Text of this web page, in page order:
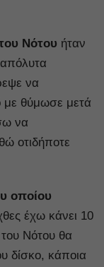
Νότου ήταν
να
με θύμωσε μετά
να
οτιδήποτε
οποίου
έχω κάνει 10
Νότου θα
δίσκο, κάποια